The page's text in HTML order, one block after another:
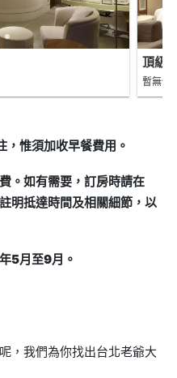
頂級
暫無價
，惟須加收早餐費用。
。如有需要，訂房時請在
明抵達時間及相關細節，以
5月至9月。
，我們為你找出台北老爺大